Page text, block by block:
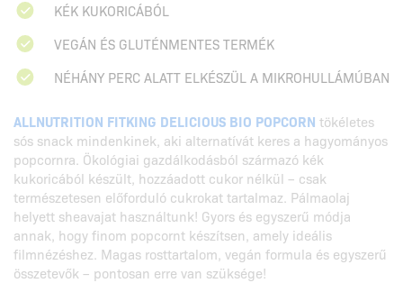
KÉK KUKORICÁBÓL
VEGÁN ÉS GLUTÉNMENTES TERMÉK
NÉHÁNY PERC ALATT ELKÉSZÜL A MIKROHULLÁMÚBAN
ALLNUTRITION FITKING DELICIOUS BIO POPCORN tökéletes
sós snack mindenkinek, aki alternatívát keres a hagyományos
popcornra. Ökológiai gazdálkodásból származó kék
kukoricából készült, hozzáadott cukor nélkül – csak
természetesen előforduló cukrokat tartalmaz. Pálmaolaj
helyett sheavajat használtunk! Gyors és egyszerű módja
annak, hogy finom popcornt készítsen, amely ideális
filmnézéshez. Magas rosttartalom, vegán formula és egyszerű
összetevők – pontosan erre van szüksége!